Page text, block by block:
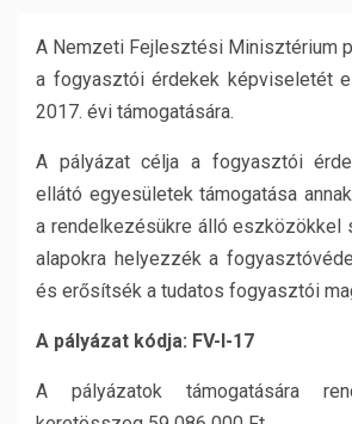
A Nemzeti Fejlesztési Minisztérium
a fogyasztói érdekek képviseletét
2017. évi támogatására.
A pályázat célja a fogyasztói
ellátó egyesületek támogatása
a rendelkezésükre álló eszközökkel
alapokra helyezzék a
és erősítsék a tudatos fogyasztói
A pályázat kódja: FV-I-17
A pályázatok támogatására